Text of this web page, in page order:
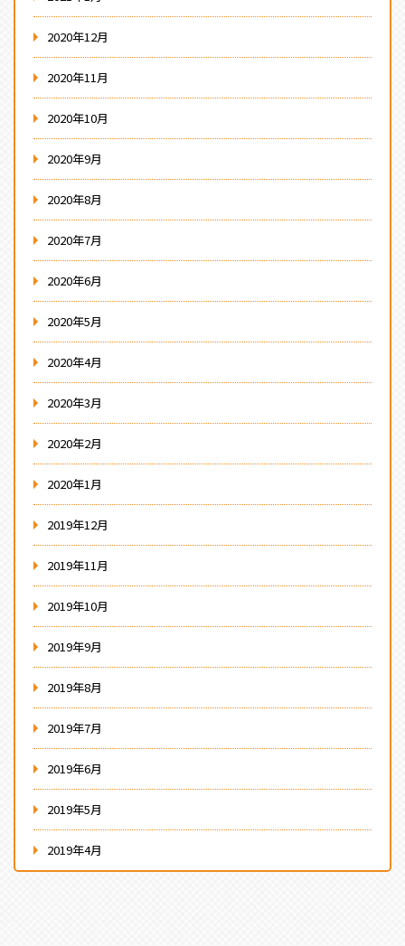
2020年12月
2020年11月
2020年10月
2020年9月
2020年8月
2020年7月
2020年6月
2020年5月
2020年4月
2020年3月
2020年2月
2020年1月
2019年12月
2019年11月
2019年10月
2019年9月
2019年8月
2019年7月
2019年6月
2019年5月
2019年4月